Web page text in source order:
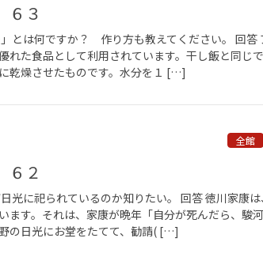
６３
とは何ですか？ 作り方も教えてください。 回答
れた食品として利用されています。干し飯と同じ
乾燥させたものです。水分を１ […]
全館
６２
光に祀られているのか知りたい。 回答 徳川家康
ます。それは、家康が晩年「自分が死んだら、駿
の日光にお堂をたてて、勧請( […]